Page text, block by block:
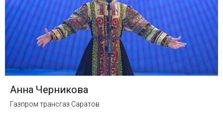
Анна Черникова
Газпром трансгаз Саратов